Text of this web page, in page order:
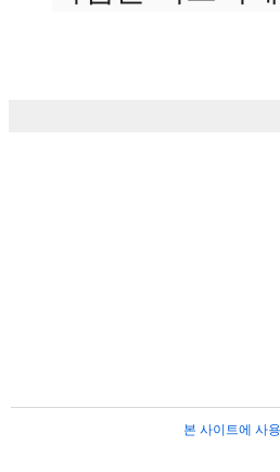
본 사이트에 사